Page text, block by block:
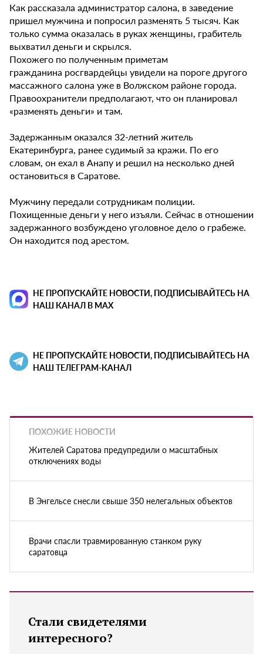
Как рассказала администратор салона, в заведение
пришел мужчина и попросил разменять 5 тысяч. Как
только сумма оказалась в руках женщины, грабитель
выхватил деньги и скрылся.
Похожего по полученным приметам
гражданина росгвардейцы увидели на пороге другого
массажного салона уже в Волжском районе города.
Правоохранители предполагают, что он планировал
«разменять деньги» и там.
Задержанным оказался 32-летний житель
Екатеринбурга, ранее судимый за кражи. По его
словам, он ехал в Анапу и решил на несколько дней
остановиться в Саратове.
Мужчину передали сотрудникам полиции.
Похищенные деньги у него изъяли. Сейчас в отношении
задержанного возбуждено уголовное дело о грабеже.
Он находится под арестом.
НЕ ПРОПУСКАЙТЕ НОВОСТИ, ПОДПИСЫВАЙТЕСЬ НА
НАШ КАНАЛ В MAX
НЕ ПРОПУСКАЙТЕ НОВОСТИ, ПОДПИСЫВАЙТЕСЬ НА
НАШ ТЕЛЕГРАМ-КАНАЛ
ПОХОЖИЕ НОВОСТИ
Жителей Саратова предупредили о масштабных
отключениях воды
В Энгельсе снесли свыше 350 нелегальных объектов
Врачи спасли травмированную станком руку
саратовца
Стали свидетелями
интересного?